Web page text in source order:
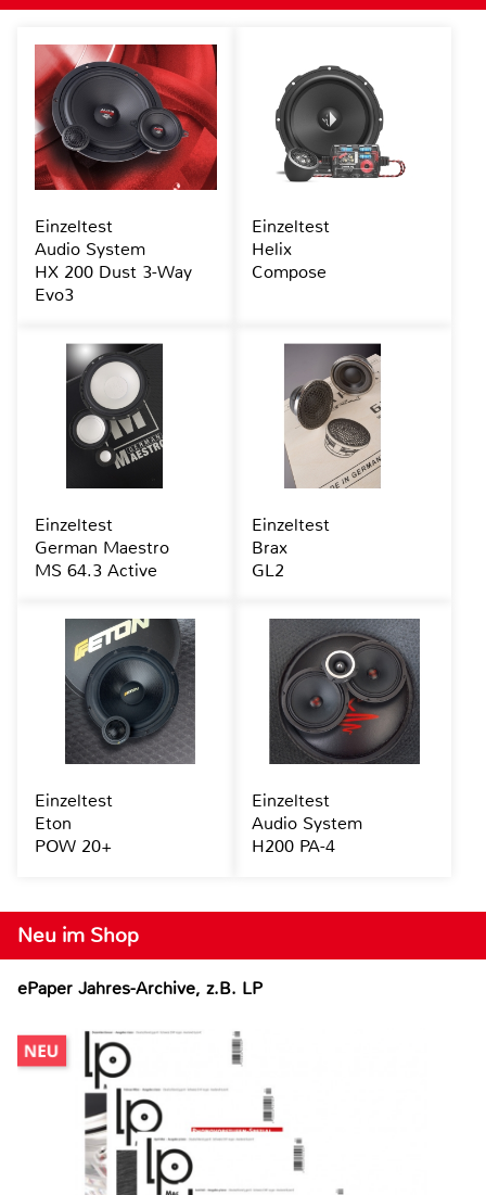
Neu im Shop
ePaper Jahres-Archive, z.B. LP
Einzeltest
Audio System
HX 200 Dust 3-Way
Evo3
Einzeltest
Helix
Compose
Einzeltest
German Maestro
MS 64.3 Active
Einzeltest
Brax
GL2
Einzeltest
Eton
POW 20+
Einzeltest
Audio System
H200 PA-4